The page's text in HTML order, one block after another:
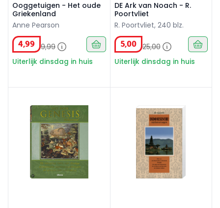
Ooggetuigen - Het oude
Griekenland
Anne Pearson
4,99 9,99
Uiterlijk dinsdag in huis
DE Ark van Noach - R.
Poortvliet
R. Poortvliet, 240 blz.
5,00 25,00
Uiterlijk dinsdag in huis